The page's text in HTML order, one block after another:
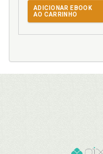
ADICIONAR EBOOK
AO CARRINHO